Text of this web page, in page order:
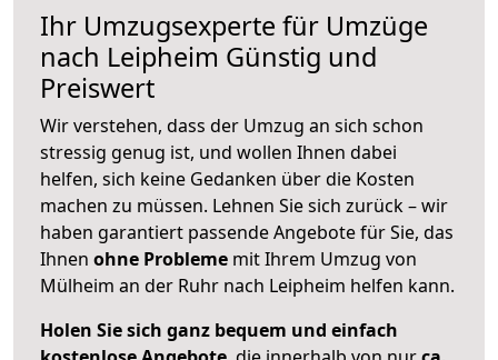
Ihr Umzugsexperte für Umzüge
nach Leipheim Günstig und
Preiswert
Wir verstehen, dass der Umzug an sich schon
stressig genug ist, und wollen Ihnen dabei
helfen, sich keine Gedanken über die Kosten
machen zu müssen. Lehnen Sie sich zurück – wir
haben garantiert passende Angebote für Sie, das
Ihnen ohne Probleme mit Ihrem Umzug von
Mülheim an der Ruhr nach Leipheim helfen kann.
Holen Sie sich ganz bequem und einfach